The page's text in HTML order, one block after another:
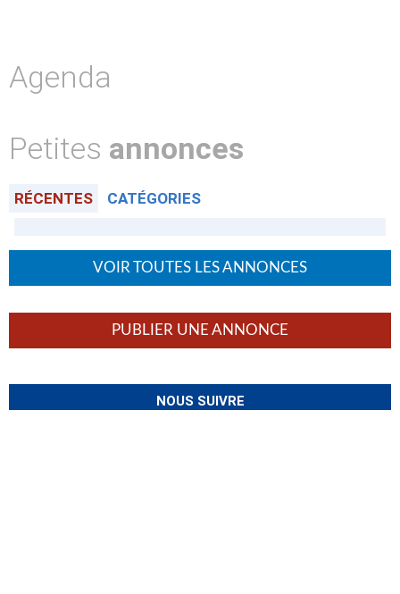
Agenda
Petites annonces
RÉCENTES CATÉGORIES
VOIR TOUTES LES ANNONCES
PUBLIER UNE ANNONCE
NOUS SUIVRE